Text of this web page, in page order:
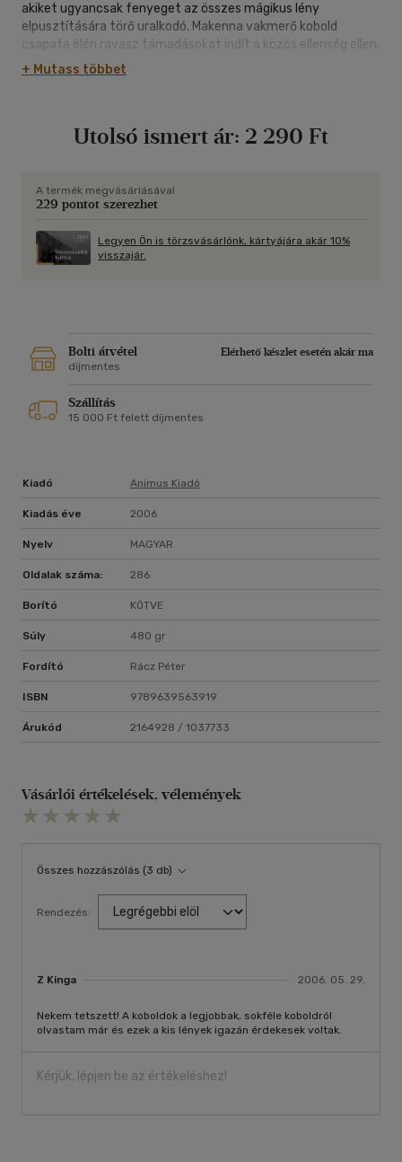
akiket ugyancsak fenyeget az összes mágikus lény
elpusztítására törő uralkodó. Makenna vakmerő kobold
csapata élén ravasz támadásokat indít a közös ellenség ellen.
Az uralkodó egy ifjú lovagot küld a lány tőrbecsalására. Ebben
a fantasztikus mesében olykor csalóka a fehér és a fekete
+ Mutass többet
Utolsó ismert ár: 2 290 Ft
A termék megvásárlásával
229 pontot szerezhet
Legyen Ön is törzsvásárlónk, kártyájára akár 10%
visszajár.
Bolti átvétel
Elérhető készlet esetén akár ma
díjmentes
Szállítás
15 000 Ft felett díjmentes
Kiadó Animus Kiadó
Kiadás éve 2006
Nyelv MAGYAR
Oldalak száma: 286
Borító KÖTVE
Súly 480 gr
Fordító Rácz Péter
ISBN 9789639563919
Árukód 2164928 / 1037733
Vásárlói értékelések, vélemények
Összes hozzászólás (3 db)
Rendezés:
Z Kinga 2006. 05. 29.
Nekem tetszett! A koboldok a legjobbak, sokféle koboldról
olvastam már és ezek a kis lények igazán érdekesek voltak.
Kérjük, lépjen be az értékeléshez!